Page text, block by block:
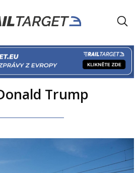
Trump